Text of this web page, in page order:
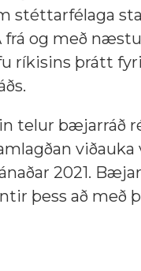
stéttarfélaga
og með
ríkisins þrátt
telur
2021.
þess að með